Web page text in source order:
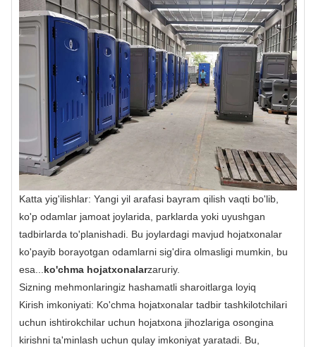
Katta yig'ilishlar: Yangi yil arafasi bayram qilish vaqti bo'lib,
ko'p odamlar jamoat joylarida, parklarda yoki uyushgan
tadbirlarda to'planishadi. Bu joylardagi mavjud hojatxonalar
ko'payib borayotgan odamlarni sig'dira olmasligi mumkin, bu
esa... ko'chma hojatxonalarzaruriy.
Sizning mehmonlaringiz hashamatli sharoitlarga loyiq
Kirish imkoniyati: Ko'chma hojatxonalar tadbir tashkilotchilari
uchun ishtirokchilar uchun hojatxona jihozlariga osongina
kirishni ta'minlash uchun qulay imkoniyat yaratadi. Bu,